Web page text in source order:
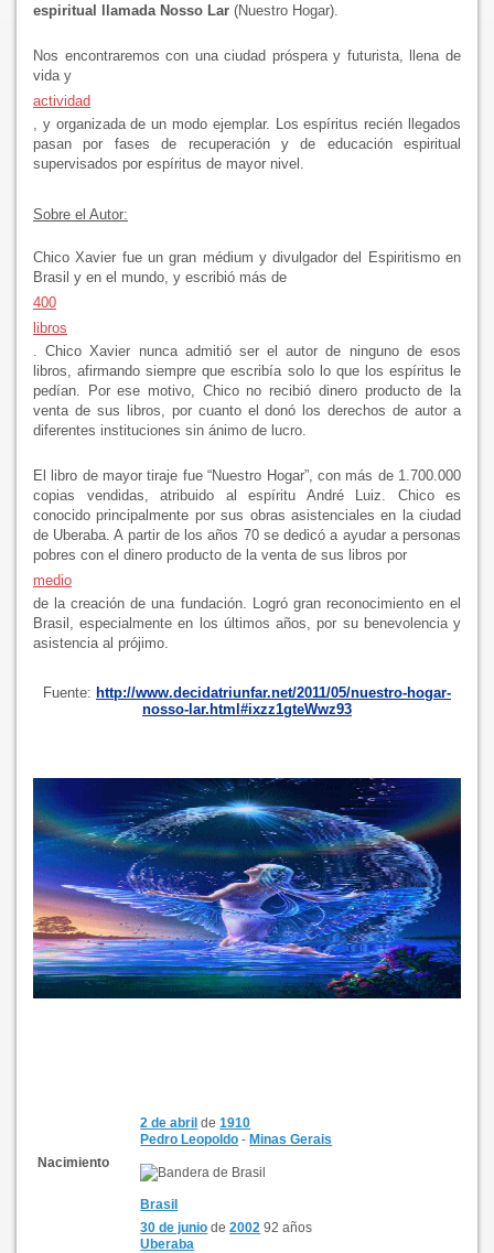
espiritual llamada Nosso Lar (Nuestro Hogar).
Nos encontraremos con una ciudad próspera y futurista, llena de
vida y
actividad
, y organizada de un modo ejemplar. Los espíritus recién llegados
pasan por fases de recuperación y de educación espiritual
supervisados por espíritus de mayor nivel.
Sobre el Autor:
Chico Xavier fue un gran médium y divulgador del Espiritismo en
Brasil y en el mundo, y escribió más de
400
libros
. Chico Xavier nunca admitió ser el autor de ninguno de esos
libros, afirmando siempre que escribía solo lo que los espíritus le
pedían. Por ese motivo, Chico no recibió dinero producto de la
venta de sus libros, por cuanto el donó los derechos de autor a
diferentes instituciones sin ánimo de lucro.
El libro de mayor tiraje fue “Nuestro Hogar”, con más de 1.700.000
copias vendidas, atribuido al espíritu André Luiz. Chico es
conocido principalmente por sus obras asistenciales en la ciudad
de Uberaba. A partir de los años 70 se dedicó a ayudar a personas
pobres con el dinero producto de la venta de sus libros por
medio
de la creación de una fundación. Logró gran reconocimiento en el
Brasil, especialmente en los últimos años, por su benevolencia y
asistencia al prójimo.
Fuente: http://www.decidatriunfar.net/2011/05/nuestro-hogar-
nosso-lar.html#ixzz1gteWwz93
Nacimiento
2 de abril de1910
Pedro Leopoldo -Minas Gerais
Brasil
30 de junio de2002 92 años
Uberaba